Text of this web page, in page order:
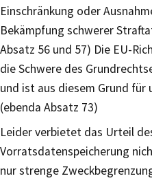
Einschränkung oder
Bekämpfung schwerer
Absatz 56 und 57) Die EU-
die Schwere des
und ist aus diesem Grund
(ebenda Absatz 73)
Leider verbietet das Urteil
Vorratsdatenspeicherung
nur strenge